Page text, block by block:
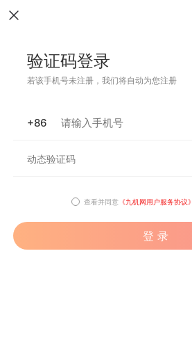
验证码登录
若该手机号未注册，我们将自动为您注册
+86
查看并同意 《九机网用户服务协议》
登 录